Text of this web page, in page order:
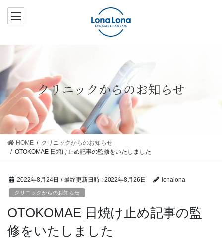
ッ
移
クリニックからのお知らせ
HOME
クリニックからのお知らせ
OTOKOMAE 日焼け止め記事の監修をいたしました
2022年8月24日 / 最終更新日時 : 2022年8月26日 lonalona
クリニックからのお知らせ
OTOKOMAE 日焼け止め記事の監
修をいたしました